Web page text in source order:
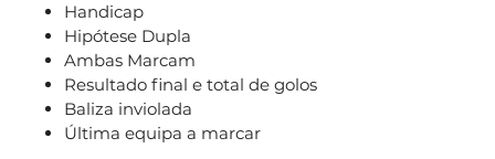
Handicap
Hipótese Dupla
Ambas Marcam
Resultado final e total de golos
Baliza inviolada
Última equipa a marcar